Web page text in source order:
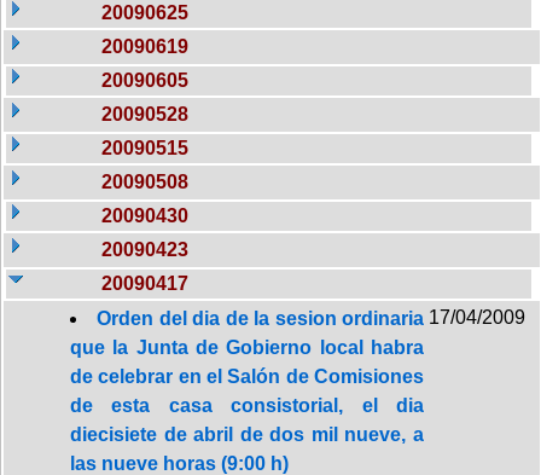
20090625
20090619
20090605
20090528
20090515
20090508
20090430
20090423
20090417
Orden del dia de la sesion ordinaria
que la Junta de Gobierno local habra
de celebrar en el Salón de Comisiones
de esta casa consistorial, el dia
diecisiete de abril de dos mil nueve, a
las nueve horas (9:00 h)
17/04/2009